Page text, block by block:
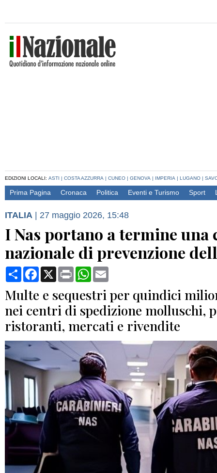
EDIZIONI LOCALI: ASTI | COSTA AZZURRA | CUNEO | GENOVA | IMPERIA | LUGANO |
Prima Pagina Cronaca Politica Eventi e Turismo Sport
ITALIA | 27 maggio 2026, 15:48
I Nas portano a termine una
nazionale di prevenzione
CondividiFacebook
X Print WhatsApp
Multe e sequestri per quindici
nei centri di spedizione molluschi,
ristoranti, mercati e rivendite